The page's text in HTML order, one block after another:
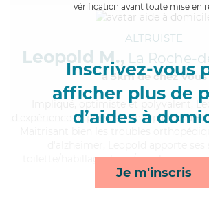
vérification avant toute mise en
Inscrivez-vous
afficher plus de
d’aides à
Je m'inscris
ALTRUISTE
Leopold M., La Roche-
à 5km de chez Vous
, optimiste et polyvalent,
d'expérience et possède un diplôme
toilette/habillage, lever/coucher,
courses/livraison*